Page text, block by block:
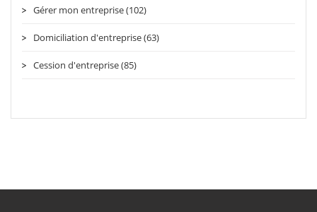
Gérer mon entreprise (102)
Domiciliation d'entreprise (63)
Cession d'entreprise (85)